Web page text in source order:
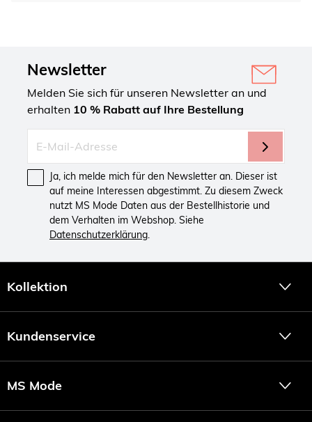
Newsletter
Melden Sie sich für unseren Newsletter an und
erhalten 10 % Rabatt auf Ihre Bestellung
Ja, ich melde mich für den Newsletter an. Dieser ist
auf meine Interessen abgestimmt. Zu diesem Zweck
nutzt MS Mode Daten aus der Bestellhistorie und
dem Verhalten im Webshop. Siehe
Datenschutzerklärung.
Kollektion
Kundenservice
MS Mode